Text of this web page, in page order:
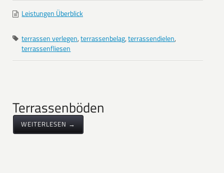
Leistungen Überblick
terrassen verlegen,terrassenbelag,terrassendielen,
terrassenfliesen
Terrassenböden
WEITERLESEN →